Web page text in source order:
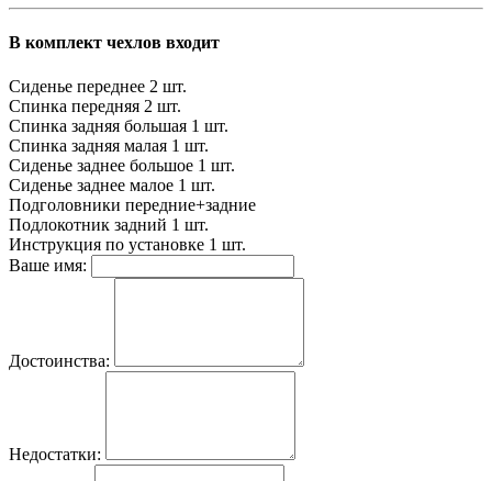
В комплект чехлов входит
Сиденье переднее 2 шт.
Спинка передняя 2 шт.
Спинка задняя большая 1 шт.
Спинка задняя малая 1 шт.
Сиденье заднее большое 1 шт.
Сиденье заднее малое 1 шт.
Подголовники передние+задние
Подлокотник задний 1 шт.
Инструкция по установке 1 шт.
Ваше имя:
Достоинства:
Недостатки: